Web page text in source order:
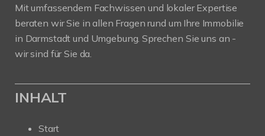
Mit umfassendem Fachwissen und lokaler Expertise
beraten wir Sie in allen Fragen rund um Ihre Immobilie
in Darmstadt und Umgebung. Sprechen Sie uns an -
wir sind für Sie da.
INHALT
Start